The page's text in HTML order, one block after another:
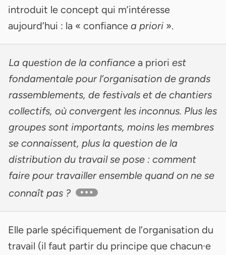
introduit le concept qui m’intéresse
aujourd’hui : la « confiance a priori ».
La question de la confiance a priori est
fondamentale pour l’organisation de grands
rassemblements, de festivals et de chantiers
collectifs, où convergent les inconnus. Plus les
groupes sont importants, moins les membres
se connaissent, plus la question de la
distribution du travail se pose : comment
faire pour travailler ensemble quand on ne se
connaît pas ?
Elle parle spécifiquement de l’organisation du
travail (il faut partir du principe que chacun·e